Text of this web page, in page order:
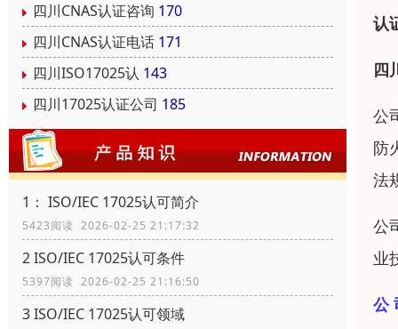
四川CNAS认证咨询 170
四川CNAS认证电话 171
四川ISO17025认 143
四川17025认证公司 185
1： ISO/IEC 17025认可简介
5423阅读 2026-02-25 21:17:32
2 ISO/IEC 17025认可条件
5397阅读 2026-02-25 21:16:50
3 ISO/IEC 17025认可领域
认
四
公
防
法
公
业
公